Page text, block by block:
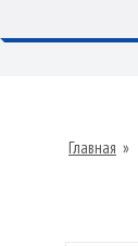
Главная »